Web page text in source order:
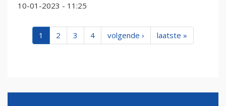
10-01-2023 - 11:25
1 2 3 4 volgende › laatste »